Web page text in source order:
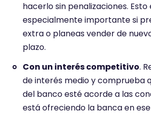
hacerlo sin penalizaciones. Esto
especialmente importante si
extra o planeas vender de
plazo.
Con un interés competitivo.
de interés medio y comprueba
del banco esté acorde a las
está ofreciendo la banca en